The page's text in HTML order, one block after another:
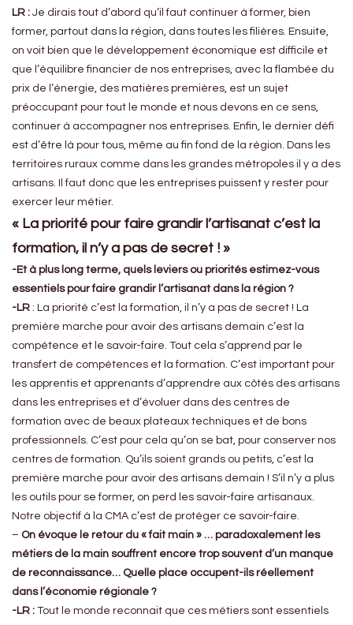
LR : Je dirais tout d’abord qu’il faut continuer à former, bien
former, partout dans la région, dans toutes les filières. Ensuite,
on voit bien que le développement économique est difficile et
que l’équilibre financier de nos entreprises, avec la flambée du
prix de l’énergie, des matières premières, est un sujet
préoccupant pour tout le monde et nous devons en ce sens,
continuer à accompagner nos entreprises. Enfin, le dernier défi
est d’être là pour tous, même au fin fond de la région. Dans les
territoires ruraux comme dans les grandes métropoles il y a des
artisans. Il faut donc que les entreprises puissent y rester pour
exercer leur métier.
« La priorité pour faire grandir l’artisanat c’est la
formation, il n’y a pas de secret ! »
-Et à plus long terme, quels leviers ou priorités estimez-vous
essentiels pour faire grandir l’artisanat dans la région ?
-LR : La priorité c’est la formation, il n’y a pas de secret ! La
première marche pour avoir des artisans demain c’est la
compétence et le savoir-faire. Tout cela s’apprend par le
transfert de compétences et la formation. C’est important pour
les apprentis et apprenants d’apprendre aux côtés des artisans
dans les entreprises et d’évoluer dans des centres de
formation avec de beaux plateaux techniques et de bons
professionnels. C’est pour cela qu’on se bat, pour conserver nos
centres de formation. Qu’ils soient grands ou petits, c’est la
première marche pour avoir des artisans demain ! S’il n’y a plus
les outils pour se former, on perd les savoir-faire artisanaux.
Notre objectif à la CMA c’est de protéger ce savoir-faire.
– On évoque le retour du « fait main » … paradoxalement les
métiers de la main souffrent encore trop souvent d’un manque
de reconnaissance… Quelle place occupent-ils réellement
dans l’économie régionale ?
-LR : Tout le monde reconnait que ces métiers sont essentiels